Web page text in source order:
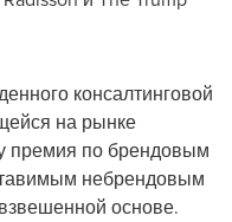
консалтинговой
на рынке
премия по брендовым
небрендовым
основе.